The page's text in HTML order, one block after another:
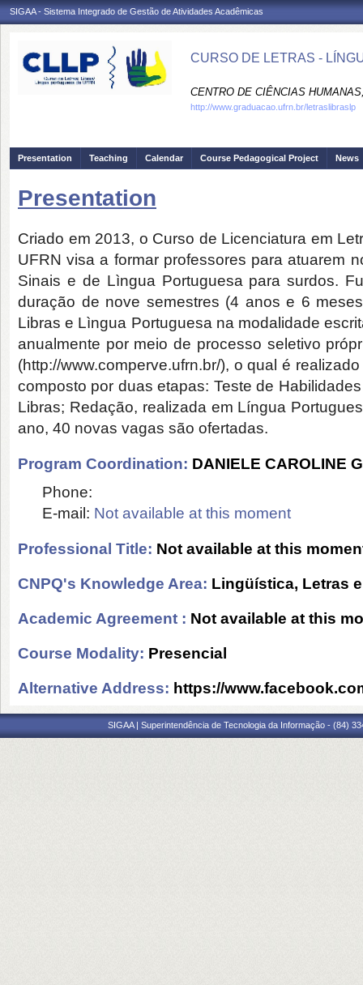
SIGAA - Sistema Integrado de Gestão de Atividades Acadêmicas
CURSO DE LETRAS -
CENTRO DE CIÊNCIAS
http://www.graduacao.ufrn.br/letraslibraslp
Presentation Teaching Calendar Course Pedagogical Project News
Presentation
Criado em 2013, o Curso de Licenciatura em
UFRN visa a formar professores para atuarem
Sinais e de Lìngua Portuguesa para surdos.
duração de nove semestres (4 anos e 6
Libras e Lìngua Portuguesa na modalidade
anualmente por meio de processo seletivo
(http://www.comperve.ufrn.br/), o qual é
composto por duas etapas: Teste de
Libras; Redação, realizada em Língua
ano, 40 novas vagas são ofertadas.
Program Coordination: DANIELE CAROLINE
Phone:
E-mail: Not available at this moment
Professional Title: Not available at this
CNPQ's Knowledge Area: Lingüística, Letras
Academic Agreement : Not available at this
Course Modality: Presencial
Alternative Address: https://
SIGAA | Superintendência de Tecnologia da Informação - (84)